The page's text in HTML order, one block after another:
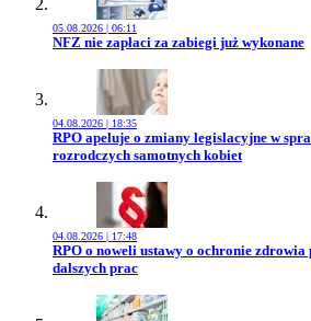
05.08.2026 | 06:11
Przejdź do artykułu:
NFZ nie zapłaci za zabiegi już wykonane
04.08.2026 | 18:35
Przejdź do artykułu:
RPO apeluje o zmiany legislacyjne w
rozrodczych samotnych kobiet
04.08.2026 | 17:48
Przejdź do artykułu:
RPO o noweli ustawy o ochronie zdrowia
dalszych prac